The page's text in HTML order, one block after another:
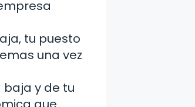
tu puesto
una vez
y de tu